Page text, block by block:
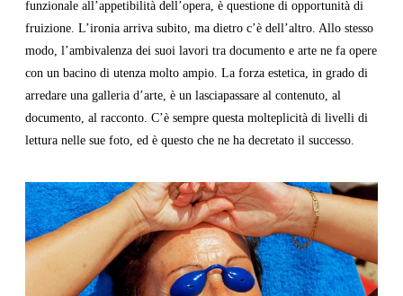
funzionale all’appetibilità dell’opera, è questione di opportunità di
fruizione. L’ironia arriva subito, ma dietro c’è dell’altro. Allo stesso
modo, l’ambivalenza dei suoi lavori tra documento e arte ne fa opere
con un bacino di utenza molto ampio. La forza estetica, in grado di
arredare una galleria d’arte, è un lasciapassare al contenuto, al
documento, al racconto. C’è sempre questa molteplicità di livelli di
lettura nelle sue foto, ed è questo che ne ha decretato il successo.